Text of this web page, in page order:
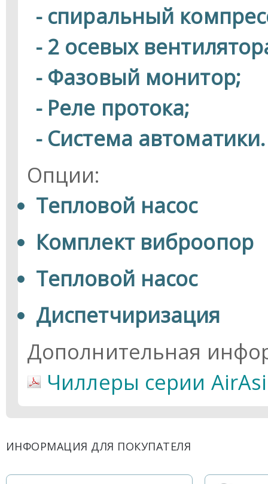
- спиральный
- 2 осевых
- Фазовый монитор;
- Реле протока;
- Система автоматики.
Опции:
Тепловой насос
Комплект виброопор
Тепловой насос
Диспетчиризация
Дополнительная
Чиллеры серии
ИНФОРМАЦИЯ ДЛЯ ПОКУПАТЕЛЯ